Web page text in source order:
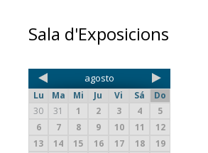
Sala d'Exposicions
agosto
Lu Ma Mi Ju Vi Sá
Do
30
31 1 2 3 4
5
6
7 8 9 10 11
12
13
14 15 16 17 18
19